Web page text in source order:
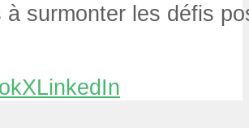
à surmonter les défis
XLinkedIn